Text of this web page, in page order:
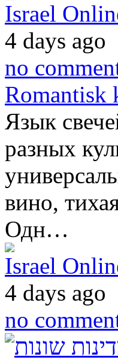
Israel
4 days ago
no
Romantisk
Язык
разных
вино,
Одн…
Israel
4 days ago
no